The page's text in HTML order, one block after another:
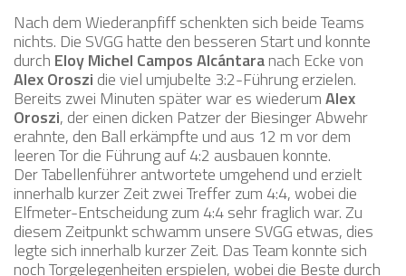
Nach dem Wiederanpfiff schenkten sich beide Teams
nichts. Die SVGG hatte den besseren Start und konnte
durch Eloy Michel Campos Alcántaranach Ecke von
Alex Oroszi die viel umjubelte 3:2-Führung erzielen.
Bereits zwei Minuten später war es wiederumAlex
Oroszi, der einen dicken Patzer der Biesinger Abwehr
erahnte, den Ball erkämpfte und aus 12 m vor dem
leeren Tor die Führung auf 4:2 ausbauen konnte.
Der Tabellenführer antwortete umgehend und erzielt
innerhalb kurzer Zeit zwei Treffer zum 4:4, wobei die
Elfmeter-Entscheidung zum 4:4 sehr fraglich war. Zu
diesem Zeitpunkt schwamm unsere SVGG etwas, dies
legte sich innerhalb kurzer Zeit. Das Team konnte sich
noch Torgelegenheiten erspielen, wobei die Beste durch